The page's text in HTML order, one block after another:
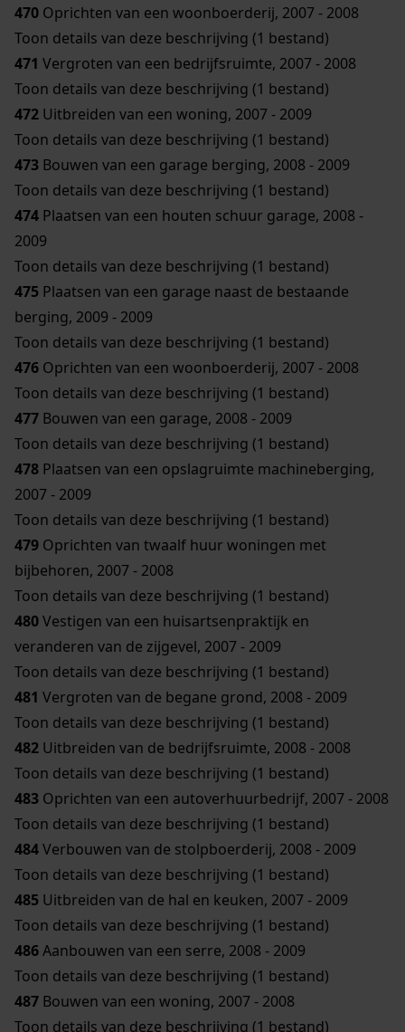
470 Oprichten van een woonboerderij, 2007 - 2008
Toon details van deze beschrijving (1 bestand)
471 Vergroten van een bedrijfsruimte, 2007 - 2008
Toon details van deze beschrijving (1 bestand)
472 Uitbreiden van een woning, 2007 - 2009
Toon details van deze beschrijving (1 bestand)
473 Bouwen van een garage berging, 2008 - 2009
Toon details van deze beschrijving (1 bestand)
474 Plaatsen van een houten schuur garage, 2008 -
2009
Toon details van deze beschrijving (1 bestand)
475 Plaatsen van een garage naast de bestaande
berging, 2009 - 2009
Toon details van deze beschrijving (1 bestand)
476 Oprichten van een woonboerderij, 2007 - 2008
Toon details van deze beschrijving (1 bestand)
477 Bouwen van een garage, 2008 - 2009
Toon details van deze beschrijving (1 bestand)
478 Plaatsen van een opslagruimte machineberging,
2007 - 2009
Toon details van deze beschrijving (1 bestand)
479 Oprichten van twaalf huur woningen met
bijbehoren, 2007 - 2008
Toon details van deze beschrijving (1 bestand)
480Vestigen van een huisartsenpraktijk en
veranderen van de zijgevel, 2007 - 2009
Toon details van deze beschrijving (1 bestand)
481 Vergroten van de begane grond, 2008 - 2009
Toon details van deze beschrijving (1 bestand)
482 Uitbreiden van de bedrijfsruimte, 2008 - 2008
Toon details van deze beschrijving (1 bestand)
483 Oprichten van een autoverhuurbedrijf, 2007 - 2008
Toon details van deze beschrijving (1 bestand)
484Verbouwen van de stolpboerderij, 2008 - 2009
Toon details van deze beschrijving (1 bestand)
485 Uitbreiden van de hal en keuken, 2007 - 2009
Toon details van deze beschrijving (1 bestand)
486Aanbouwen van een serre, 2008 - 2009
Toon details van deze beschrijving (1 bestand)
487 Bouwen van een woning, 2007 - 2008
Toon details van deze beschrijving (1 bestand)